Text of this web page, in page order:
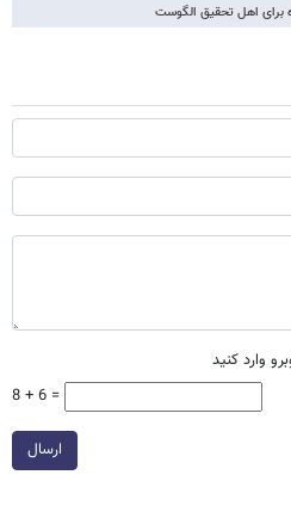
برای اهل تحقیق الگوست
وارد کنید
8 + 6 =
ارسال